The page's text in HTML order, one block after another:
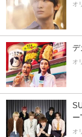
オ
デ
オ
ー”
オ